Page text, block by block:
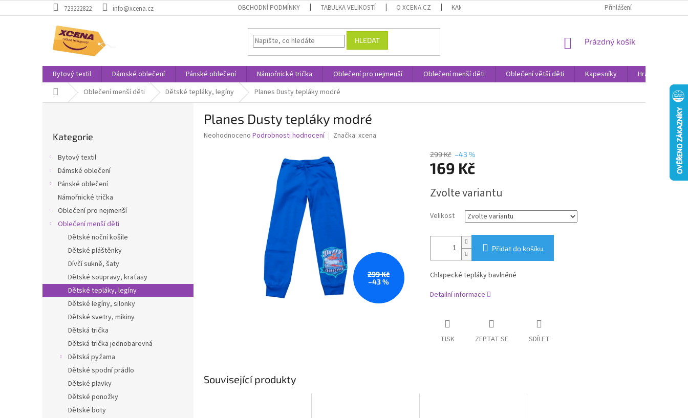
na
723222822 info@xcena.cz OBCHODNÍ PODMÍNKY TABULKA VELIKOSTÍ O XCENA.CZ KAMENNÉ PRODEJNY PROHLÁŠENÍ O OCHRANĚ OSOBNÍCH DAT
Přihlášení
HLEDAT
NÁKUPNÍ
Prázdný košík
Bytový textil Dámské oblečení Pánské oblečení Námořnické trička Oblečení pro nejmenší Oblečení menší děti Oblečení větší děti Kapesníky Hračky
Domů Oblečení menší děti Dětské tepláky, legíny Planes Dusty tepláky modré
kategorie
Kategorie
Bytový textil
Dámské oblečení
Pánské oblečení
Námořnické trička
Oblečení pro nejmenší
Oblečení menší děti
Dětské noční košile
Dětské pláštěnky
Dívčí sukně, šaty
Dětské soupravy, kraťasy
Dětské tepláky, legíny
Dětské legíny, silonky
Dětské svetry, mikiny
Dětská trička
Dětská trička jednobarevná
Dětská pyžama
Dětské spodní prádlo
Dětské plavky
Dětské ponožky
Dětské boty
Planes Dusty tepláky modré
Průměrné
Neohodnoceno Podrobnosti hodnocení Značka: xcena
299 Kč
–43 %
299 Kč –43 %
169 Kč
cena:
Zvolte variantu
Velikost
Přidat do košíku
Chlapecké tepláky bavlněné
Detailní informace
TISK ZEPTAT SE SDÍLET
Související produkty